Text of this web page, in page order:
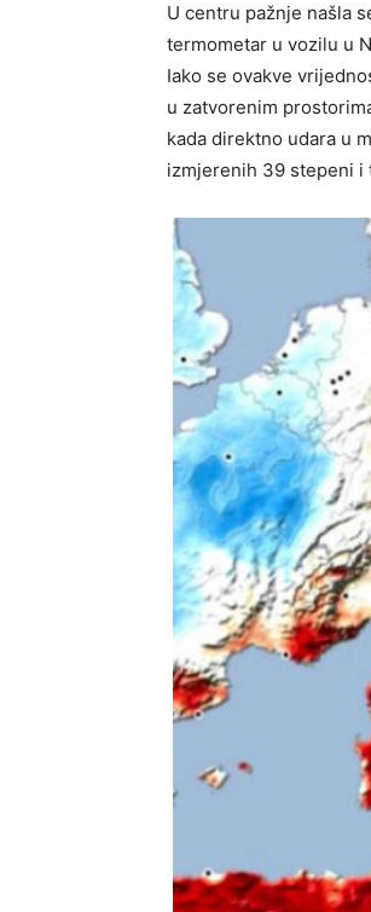
U centru pažnje našla
termometar u vozilu u
Iako se ovakve
u zatvorenim
kada direktno udara u
izmjerenih 39 stepeni i